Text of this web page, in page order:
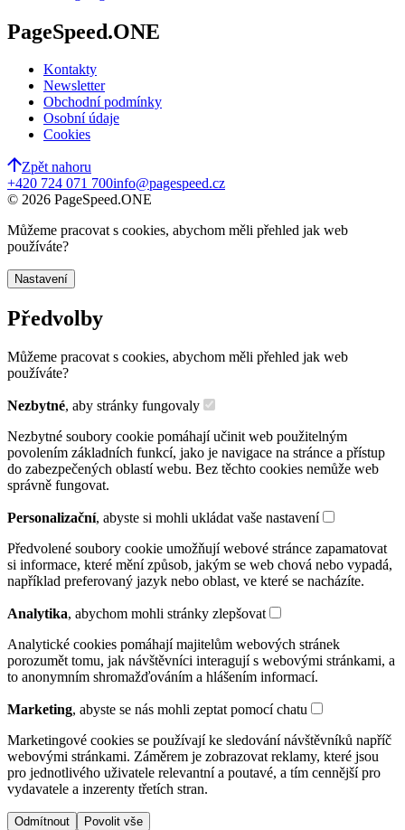
PageSpeed.ONE
Kontakty
Newsletter
Obchodní podmínky
Osobní údaje
Cookies
Zpět nahoru
+420 724 071 700info@pagespeed.cz
© 2026 PageSpeed.ONE
Můžeme pracovat s cookies, abychom měli přehled jak web
používáte?
Nastavení
Předvolby
Můžeme pracovat s cookies, abychom měli přehled jak web
používáte?
Nezbytné, aby stránky fungovaly
Nezbytné soubory cookie pomáhají učinit web použitelným
povolením základních funkcí, jako je navigace na stránce a přístup
do zabezpečených oblastí webu. Bez těchto cookies nemůže web
správně fungovat.
Personalizační, abyste si mohli ukládat vaše nastavení
Předvolené soubory cookie umožňují webové stránce zapamatovat
si informace, které mění způsob, jakým se web chová nebo vypadá,
například preferovaný jazyk nebo oblast, ve které se nacházíte.
Analytika, abychom mohli stránky zlepšovat
Analytické cookies pomáhají majitelům webových stránek
porozumět tomu, jak návštěvníci interagují s webovými stránkami, a
to anonymním shromažďováním a hlášením informací.
Marketing, abyste se nás mohli zeptat pomocí chatu
Marketingové cookies se používají ke sledování návštěvníků napříč
webovými stránkami. Záměrem je zobrazovat reklamy, které jsou
pro jednotlivého uživatele relevantní a poutavé, a tím cennější pro
vydavatele a inzerenty třetích stran.
Odmítnout Povolit vše